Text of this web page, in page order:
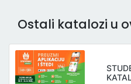
Ostali katalozi u